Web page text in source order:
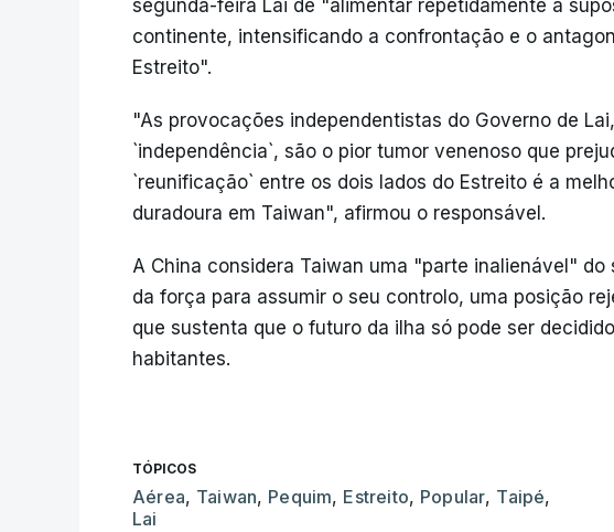
segunda-feira Lai de "alimentar repetidamente a
continente, intensificando a confrontação e o
Estreito".
"As provocações independentistas do Governo de
`independência`, são o pior tumor venenoso que
`reunificação` entre os dois lados do Estreito é a
duradoura em Taiwan", afirmou o responsável.
A China considera Taiwan uma "parte inalienável"
da força para assumir o seu controlo, uma posição
que sustenta que o futuro da ilha só pode ser
habitantes.
TÓPICOS
Aérea, Taiwan, Pequim, Estreito, Popular, Taipé,
Lai